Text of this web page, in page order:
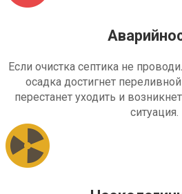
Если очистка септика не
осадка достигнет
перестанет уходить и
ситуация.